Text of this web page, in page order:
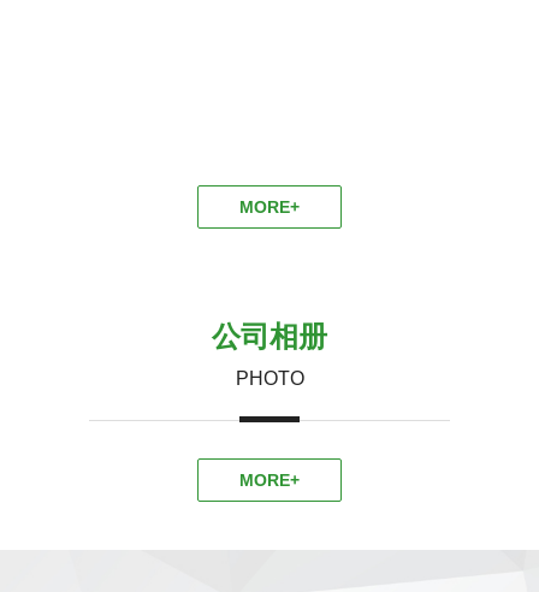
MORE+
公司相册
PHOTO
MORE+